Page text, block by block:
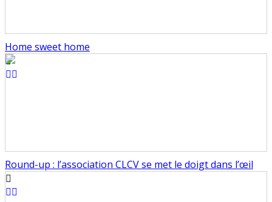
Home sweet home
Round-up : l’association CLCV se met le doigt dans l’œil